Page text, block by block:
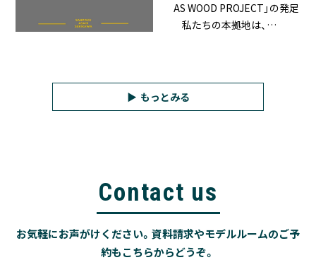
AS WOOD PROJECT」の発足
私たちの本拠地は、…
もっとみる
Contact us
お気軽にお声がけください。資料請求やモデルルームのご予
約もこちらからどうぞ。